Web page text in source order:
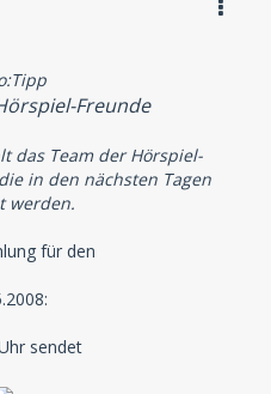
Freunde
das Team der Hörspiel-
in den nächsten Tagen
werden.
für den
sendet